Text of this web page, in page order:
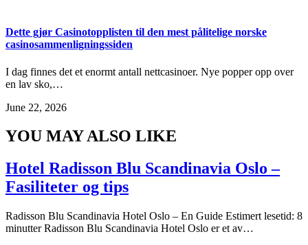
Dette gjør Casinotopplisten til den mest pålitelige norske
casinosammenligningssiden
I dag finnes det et enormt antall nettcasinoer. Nye popper opp over
en lav sko,…
June 22, 2026
YOU MAY ALSO LIKE
Hotel Radisson Blu Scandinavia Oslo –
Fasiliteter og tips
Radisson Blu Scandinavia Hotel Oslo – En Guide Estimert lesetid: 8
minutter Radisson Blu Scandinavia Hotel Oslo er et av…